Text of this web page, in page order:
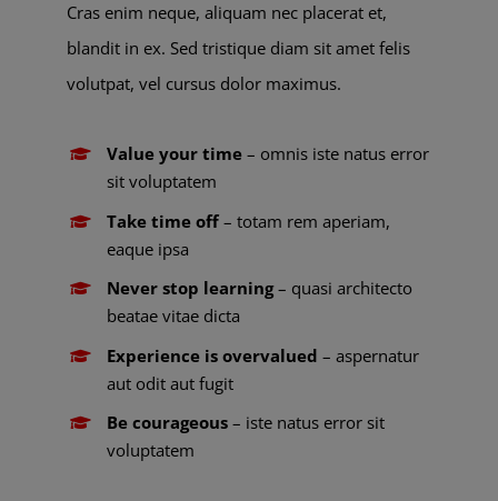
Cras enim neque, aliquam nec placerat et,
blandit in ex. Sed tristique diam sit amet felis
volutpat, vel cursus dolor maximus.
Value your time – omnis iste natus error
sit voluptatem
Take time off – totam rem aperiam,
eaque ipsa
Never stop learning– quasi architecto
beatae vitae dicta
Experience is overvalued – aspernatur
aut odit aut fugit
Be courageous – iste natus error sit
voluptatem